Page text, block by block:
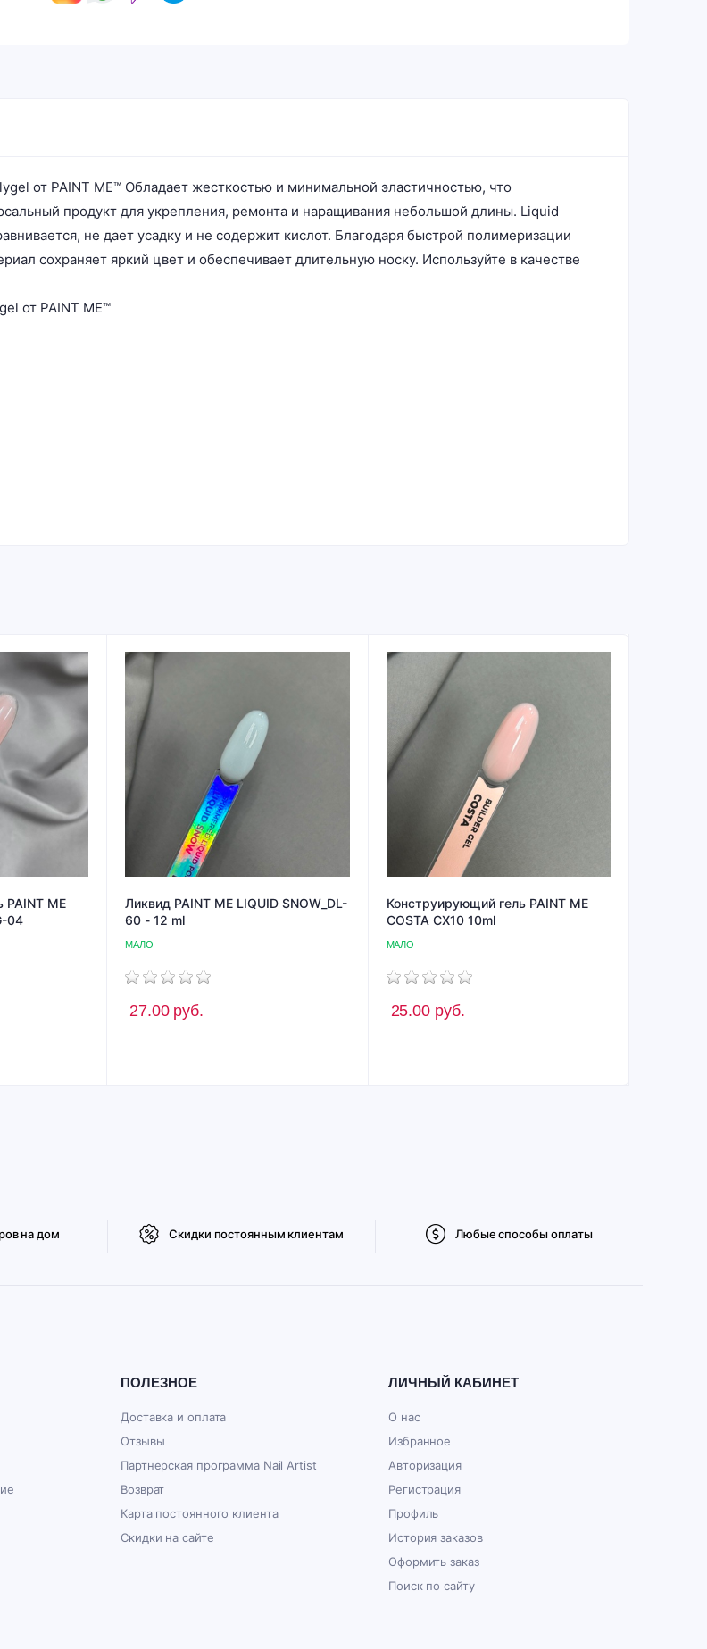
от PAINT ME™ Обладает жесткостью и минимальной эластичностью, что
продукт для укрепления, ремонта и наращивания небольшой длины. Liquid
не дает усадку и не содержит кислот. Благодаря быстрой полимеризации
сохраняет яркий цвет и обеспечивает длительную носку. Используйте в качестве
от PAINT ME™
PAINT ME
04
Ликвид PAINT ME LIQUID SNOW_DL-
60 - 12 ml
МАЛО
27.00 руб.
Конструирующий гель PAINT ME
COSTA CX10 10ml
МАЛО
25.00 руб.
на дом Скидки постоянным клиентам Любые способы оплаты
ПОЛЕЗНОЕ
Доставка и оплата
Отзывы
Партнерская программа Nail Artist
Возврат
Карта постоянного клиента
Скидки на сайте
ЛИЧНЫЙ КАБИНЕТ
О нас
Избранное
Авторизация
Регистрация
Профиль
История заказов
Оформить заказ
Поиск по сайту